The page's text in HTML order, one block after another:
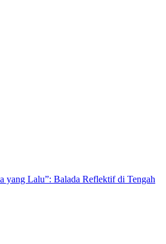
yang Lalu”: Balada Reflektif di Tengah